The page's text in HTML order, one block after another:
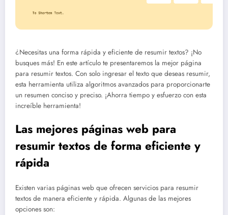
¿Necesitas una forma rápida y eficiente de resumir textos? ¡No
busques más! En este artículo te presentaremos la mejor página
para resumir textos. Con solo ingresar el texto que deseas resumir,
esta herramienta utiliza algoritmos avanzados para proporcionarte
un resumen conciso y preciso. ¡Ahorra tiempo y esfuerzo con esta
increíble herramienta!
Las mejores páginas web para
resumir textos de forma eficiente y
rápida
Existen varias páginas web que ofrecen servicios para resumir
textos de manera eficiente y rápida. Algunas de las mejores
opciones son: